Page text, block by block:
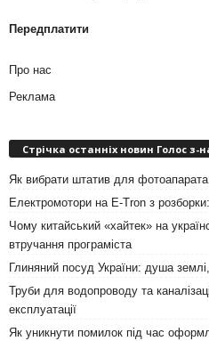
Передплатити
Про нас
Реклама
Стрічка останніх новин Голос з-
Як вибрати штатив для
Електромотори на E-Tron з
Чому китайський «хайтек» на
втручання програміста
Глиняний посуд України: душа
Труби для водопроводу та
експлуатації
Як уникнути помилок під час